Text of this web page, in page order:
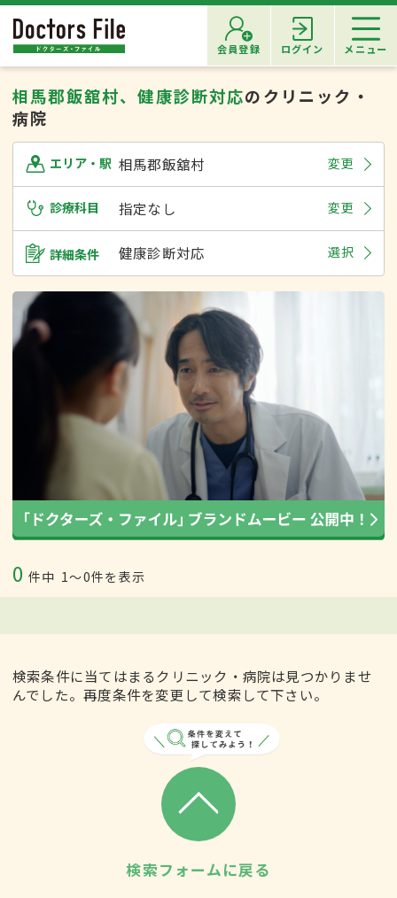
会員登録 ログイン メニュー
相馬郡飯舘村、健康診断対応のクリニック・
病院
エリア・駅 相馬郡飯舘村 変更
診療科目 指定なし 変更
詳細条件 健康診断対応 選択
0 件中 1〜0件を表示
検索条件に当てはまるクリニック・病院は見つかりませ
んでした。再度条件を変更して検索して下さい。
検索フォームに戻る